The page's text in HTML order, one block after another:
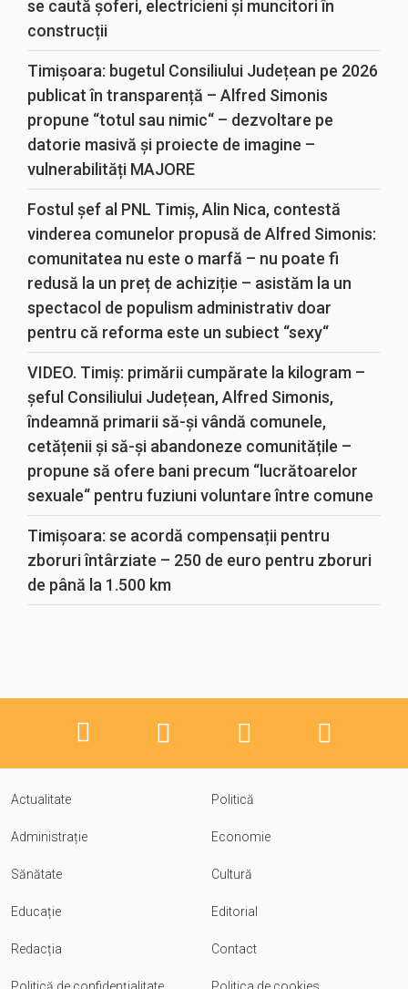
se caută șoferi, electricieni și muncitori în
construcții
Timișoara: bugetul Consiliului Județean pe 2026
publicat în transparență – Alfred Simonis
propune “totul sau nimic“ – dezvoltare pe
datorie masivă și proiecte de imagine –
vulnerabilități MAJORE
Fostul șef al PNL Timiș, Alin Nica, contestă
vinderea comunelor propusă de Alfred Simonis:
comunitatea nu este o marfă – nu poate fi
redusă la un preț de achiziție – asistăm la un
spectacol de populism administrativ doar
pentru că reforma este un subiect “sexy“
VIDEO. Timiș: primării cumpărate la kilogram –
șeful Consiliului Județean, Alfred Simonis,
îndeamnă primarii să-și vândă comunele,
cetățenii și să-și abandoneze comunitățile –
propune să ofere bani precum “lucrătoarelor
sexuale“ pentru fuziuni voluntare între comune
Timișoara: se acordă compensații pentru
zboruri întârziate – 250 de euro pentru zboruri
de până la 1.500 km
Actualitate Politică
Administrație Economie
Sănătate Cultură
Educație Editorial
Redacția Contact